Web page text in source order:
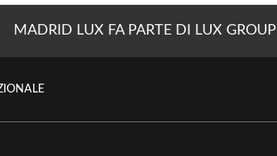
MADRID LUX FA PARTE DI LUX GROUP